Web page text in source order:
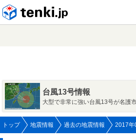
台風13号情報
大型で非常に強い台風13号が名護
トップ 地震情報 過去の地震情報 2017年